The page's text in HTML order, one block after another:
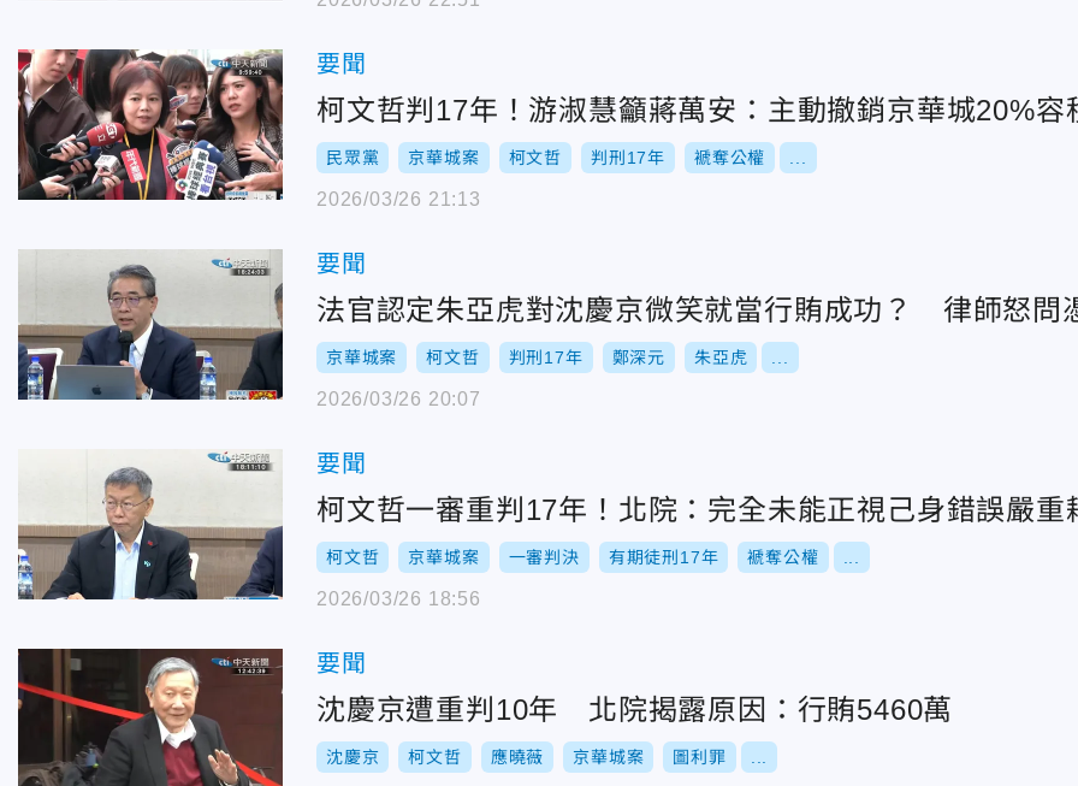
要聞
柯文哲判17年！游淑慧籲蔣萬安：主動撤銷京華城20%容
民眾黨 京華城案 柯文哲 判刑17年 褫奪公權
2026/03/26 21:13
要聞
法官認定朱亞虎對沈慶京微笑就當行賄成功？ 律師怒問
京華城案 柯文哲 判刑17年 鄭深元 朱亞虎
2026/03/26 20:07
要聞
柯文哲一審重判17年！北院：完全未能正視己身錯誤嚴重
柯文哲 京華城案 一審判決 有期徒刑17年 褫奪公權
2026/03/26 18:56
要聞
沈慶京遭重判10年 北院揭露原因：行賄5460萬
沈慶京 柯文哲 應曉薇 京華城案 圖利罪